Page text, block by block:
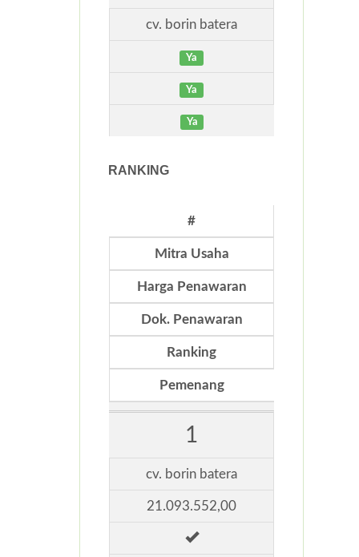
cv. borin batera
Ya
Ya
Ya
RANKING
#
Mitra Usaha
Harga Penawaran
Dok. Penawaran
Ranking
Pemenang
1
cv. borin batera
21.093.552,00